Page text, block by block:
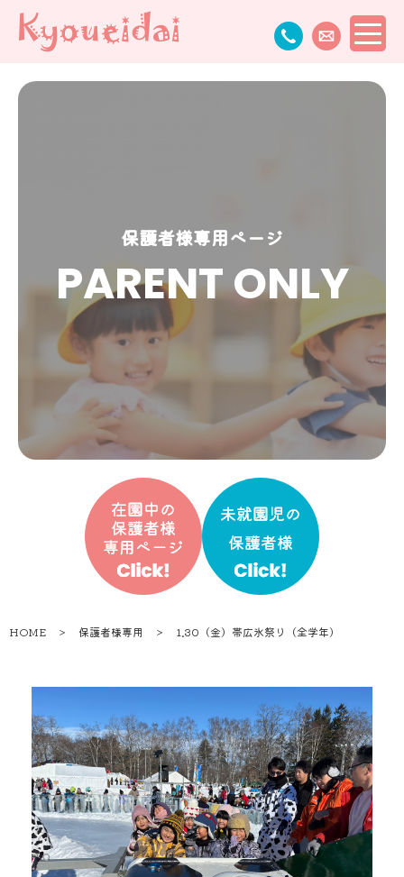
保護者様専用ページ
PARENT ONLY
HOME ＞ 保護者様専用 ＞ 1.30（金）帯広氷祭り（全学年）